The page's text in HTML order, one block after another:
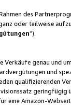
des
oder teilweise
“).
genau und
und
qualifizierenden
Amazon-